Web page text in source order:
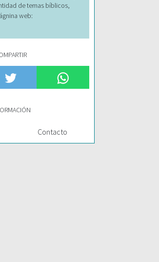
de temas bíblicos,
web:
Contacto